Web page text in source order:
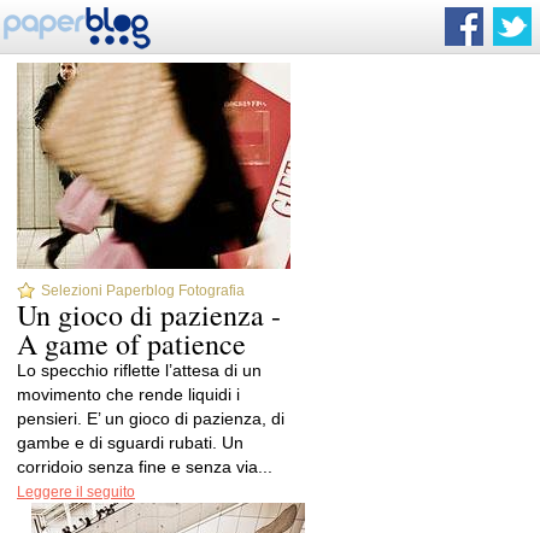
Selezioni Paperblog Fotografia
Un gioco di pazienza -
A game of patience
Lo specchio riflette l’attesa di un
movimento che rende liquidi i
pensieri. E’ un gioco di pazienza, di
gambe e di sguardi rubati. Un
corridoio senza fine e senza via...
Leggere il seguito